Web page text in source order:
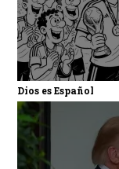
Dios es Español